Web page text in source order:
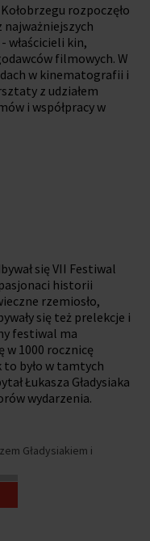
rozpoczęło
najważniejszych
właścicieli kin,
filmowych. W
w kinematografii i
z udziałem
i współpracy w
się VII Festiwal
historii
rzemiosło,
się też prelekcje i
festiwal ma
w 1000 rocznicę
to było w tamtych
Łukasza Gładysiaka
wydarzenia.
Gładysiakiem i